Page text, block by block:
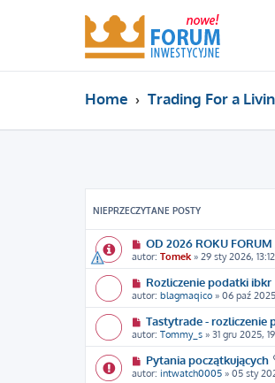
Home Trading For a
NIEPRZECZYTANE POSTY
OD 2026 ROKU FORUM
autor: Tomek » 29 sty 2026,
Rozliczenie podatki ibkr
autor: blagmaqico » 06 paź
Tastytrade - rozliczenie
autor: Tommy_s » 31 gru 2025,
Pytania początkujących
autor: intwatch0005 » 05 sty